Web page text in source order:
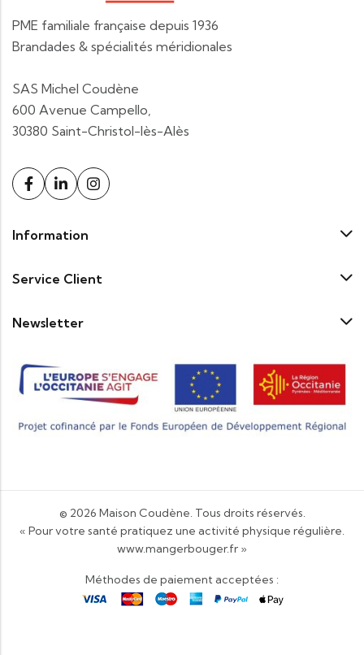
PME familiale française depuis 1936
Brandades & spécialités méridionales
SAS Michel Coudène
600 Avenue Campello,
30380 Saint-Christol-lès-Alès
Information
Service Client
Newsletter
© 2026 Maison Coudène. Tous droits réservés.
« Pour votre santé pratiquez une activité physique régulière.
www.mangerbouger.fr »
Méthodes de paiement acceptées :